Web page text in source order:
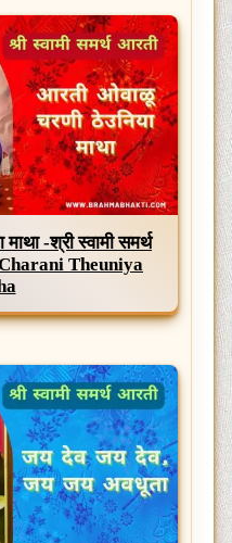
-श्री स्वामी समर्थ
Theuniya